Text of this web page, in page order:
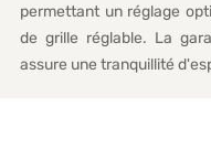
permettant un réglage
de grille réglable. La
assure une tranquillité